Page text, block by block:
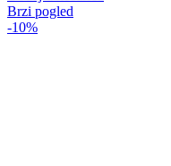
Brzi pogled
-10%